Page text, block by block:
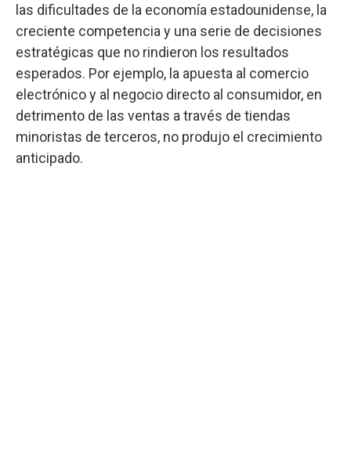
las dificultades de la economía estadounidense, la
creciente competencia y una serie de decisiones
estratégicas que no rindieron los resultados
esperados. Por ejemplo, la apuesta al comercio
electrónico y al negocio directo al consumidor, en
detrimento de las ventas a través de tiendas
minoristas de terceros, no produjo el crecimiento
anticipado.